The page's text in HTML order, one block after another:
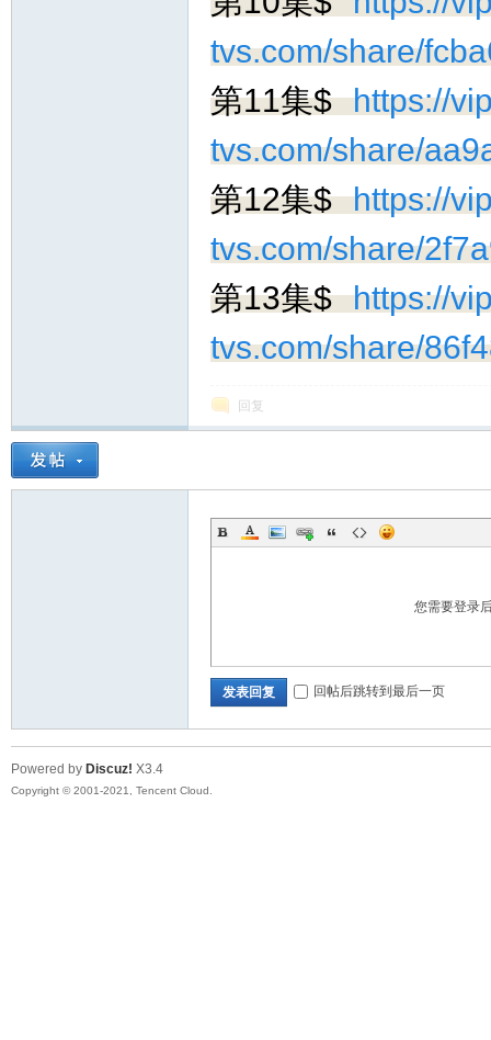
tvs.com/share/
第11集$ https://
tvs.com/share/
第12集$ https://
tvs.com/share/
第13集$ https://
tvs.com/share/
回复
您需要登录
发表回复 回帖后跳转到最后一页
Powered by Discuz! X3.4
Copyright © 2001-2021, Tencent Cloud.